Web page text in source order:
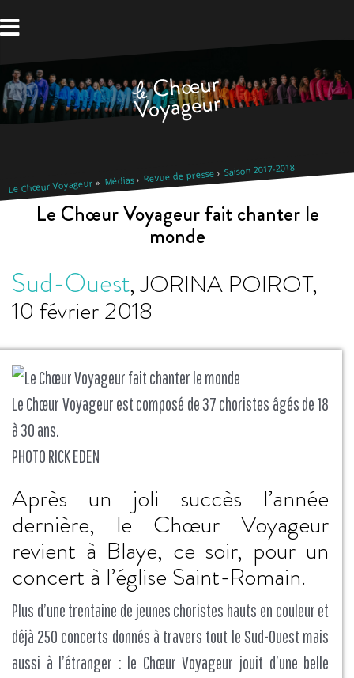
au
Le Chœur Voyageur Médias Revue de presse Saison 2017-2018
Le Chœur Voyageur fait chanter le
monde
Sud-Ouest,JORINA POIROT,
10 février 2018
Le Chœur Voyageur est composé de 37 choristes âgés de 18
à 30 ans.
PHOTO RICK EDEN
Après un joli succès l’année
dernière, le Chœur Voyageur
revient à Blaye, ce soir, pour un
concert à l’église Saint-Romain.
Plus d’une trentaine de jeunes choristes hauts en couleur et
déjà 250 concerts donnés à travers tout le Sud-Ouest mais
aussi à l’étranger : le Chœur Voyageur jouit d’une belle